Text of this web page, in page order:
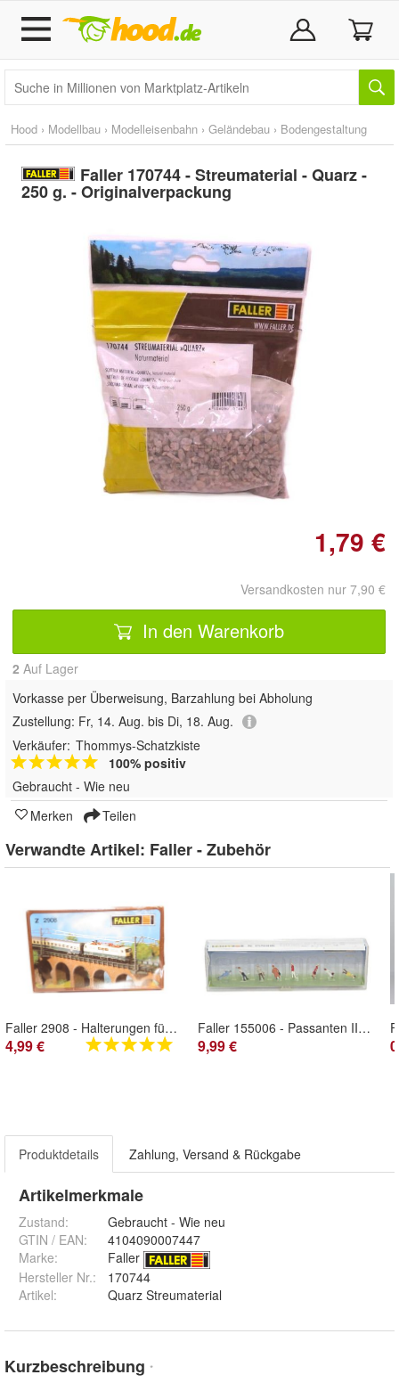
Hood › Modellbau › Modelleisenbahn › Geländebau › Bodengestaltung
Faller 170744 - Streumaterial - Quarz -
250 g. - Originalverpackung
Doppelt antippen zum
vergrößern
1,79 €
Versandkosten nur 7,90 €
In den Warenkorb
2 Auf Lager
Vorkasse per Überweisung, Barzahlung bei Abholung
Zustellung: Fr, 14. Aug. bis Di, 18. Aug.
Verkäufer: Thommys-Schatzkiste
100% positiv
Gebraucht - Wie neu
Merken
Teilen
Verwandte Artikel: Faller - Zubehör
Faller 2908 - Halterungen für Oberleitungsmasten Spur Z - 1:220 - Originalverpackung
4,99 €
Faller 155006 - Passanten III - 1:160 - Originalverpackung
9,99 €
Produktdetails Zahlung, Versand & Rückgabe
Artikelmerkmale
Zustand:
Gebraucht - Wie neu
GTIN / EAN:
4104090007447
Marke:
Faller
Hersteller Nr.:
170744
Artikel: Quarz Streumaterial
Kurzbeschreibung *